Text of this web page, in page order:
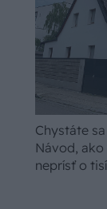
Chystáte
Návod,
neprísť o